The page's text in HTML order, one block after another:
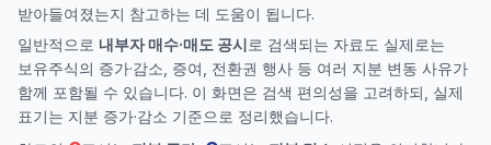
받아들여졌는지 참고하는 데 도움이 됩니다.
일반적으로 내부자 매수·매도 공시로 검색되는 자료도 실제로는
보유주식의 증가·감소, 증여, 전환권 행사 등 여러 지분 변동 사유가
함께 포함될 수 있습니다. 이 화면은 검색 편의성을 고려하되, 실제
표기는 지분 증가·감소 기준으로 정리했습니다.